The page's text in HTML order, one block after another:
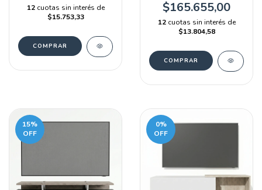
12 cuotas sin interés de
$15.753,33
$165.655,00
12 cuotas sin interés de
$13.804,58
15%
OFF
0%
OFF